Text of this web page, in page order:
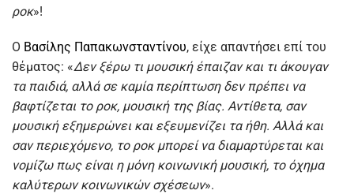
ροκ»!
Ο Βασίλης Παπακωνσταντίνου, είχε απαντήσει επί του
θέματος: «Δεν ξέρω τι μουσική έπαιζαν και τι άκουγαν
τα παιδιά, αλλά σε καμία περίπτωση δεν πρέπει να
βαφτίζεται το ροκ, μουσική της βίας. Αντίθετα, σαν
μουσική εξημερώνει και εξευμενίζει τα ήθη. Αλλά και
σαν περιεχόμενο, το ροκ μπορεί να διαμαρτύρεται και
νομίζω πως είναι η μόνη κοινωνική μουσική, το όχημα
καλύτερων κοινωνικών σχέσεων».